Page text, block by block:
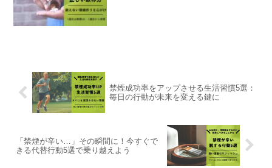
禁煙成功率をアップさせる生活習慣5選：
毎日の行動が未来を変える鍵に
「禁煙が辛い…」その瞬間に！今すぐで
きる代替行動5選で乗り越えよう